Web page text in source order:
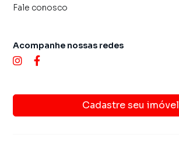
Fale conosco
Cadastre seu imóvel
Acompanhe nossas redes